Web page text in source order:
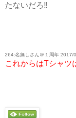
たないだろ‼
264:名無しさん＠１周年
これからはTシャツ